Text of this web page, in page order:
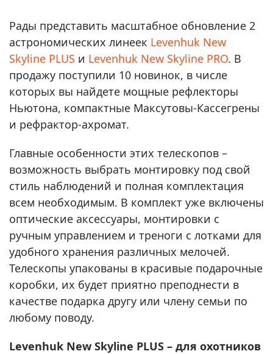
Рады представить масштабное обновление 2
астрономических линеек Levenhuk New
Skyline PLUS и Levenhuk New Skyline PRO. В
продажу поступили 10 новинок, в числе
которых вы найдете мощные рефлекторы
Ньютона, компактные Максутовы-Кассегрены
и рефрактор-ахромат.
Главные особенности этих телескопов –
возможность выбрать монтировку под свой
стиль наблюдений и полная комплектация
всем необходимым. В комплект уже включены
оптические аксессуары, монтировки с
ручным управлением и треноги с лотками для
удобного хранения различных мелочей.
Телескопы упакованы в красивые подарочные
коробки, их будет приятно преподнести в
качестве подарка другу или члену семьи по
любому поводу.
Levenhuk New Skyline PLUS – для охотников